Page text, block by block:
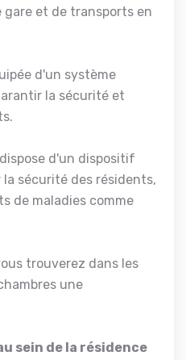
et de transports en
d'un système
la sécurité et
d'un dispositif
sécurité des résidents,
de maladies comme
trouverez dans les
une
sein de la résidence